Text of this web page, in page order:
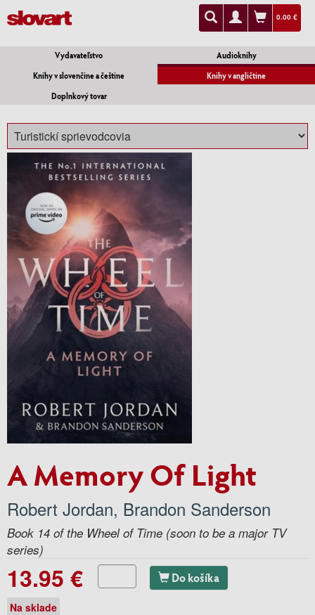
0.00 €
Vydavateľstvo
Audioknihy
Knihy v slovenčine a češtine
Knihy v angličtine
Doplnkový tovar
A Memory Of Light
Robert Jordan, Brandon Sanderson
Book 14 of the Wheel of Time (soon to be a major TV
series)
13.95 € Do košíka
Na sklade